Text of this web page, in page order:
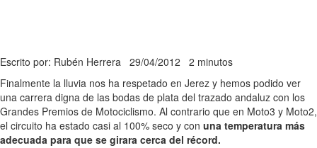
Escrito por: Rubén Herrera 29/04/2012 2 minutos
Finalmente la lluvia nos ha respetado en Jerez y hemos podido ver
una carrera digna de las bodas de plata del trazado andaluz con los
Grandes Premios de Motociclismo. Al contrario que en Moto3 y Moto2,
el circuito ha estado casi al 100% seco y con una temperatura más
adecuada para que se girara cerca del récord.